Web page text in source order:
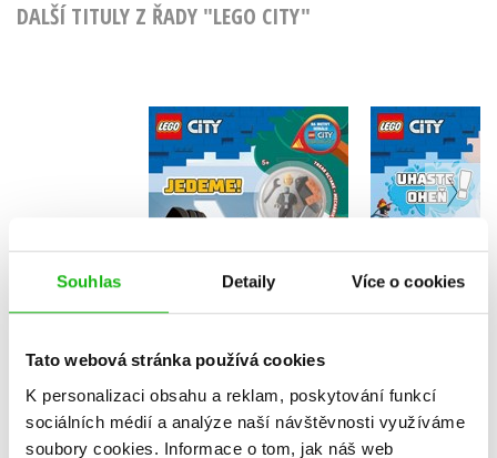
Souhlas Detaily Více o cookies
Tato webová stránka používá cookies
K personalizaci obsahu a reklam, poskytování funkcí
sociálních médií a analýze naší návštěvnosti využíváme
soubory cookies. Informace o tom, jak náš web
DALŠÍ TITULY Z ŘADY "LEGO CITY"
LEGO® City Jedeme!
Kolektiv
199 Kč
159 Kč
LEGO®